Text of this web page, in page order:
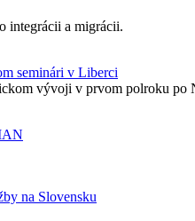
integrácii a migrácii.
seminári v Liberci
vývoji v prvom polroku po
na Slovensku